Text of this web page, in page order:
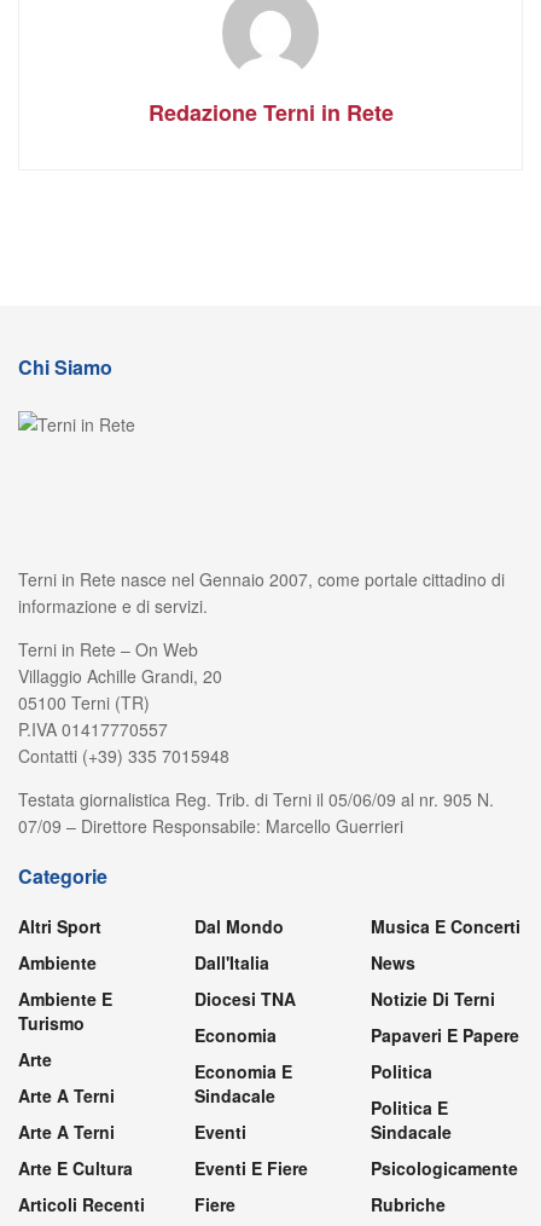
Redazione Terni in Rete
Chi Siamo
Terni in Rete nasce nel Gennaio 2007, come portale cittadino di
informazione e di servizi.
Terni in Rete – On Web
Villaggio Achille Grandi, 20
05100 Terni (TR)
P.IVA 01417770557
Contatti (+39) 335 7015948
Testata giornalistica Reg. Trib. di Terni il 05/06/09 al nr. 905 N.
07/09 – Direttore Responsabile: Marcello Guerrieri
Categorie
Altri Sport
Ambiente
Ambiente E
Turismo
Arte
Arte A Terni
Arte A Terni
Arte E Cultura
Articoli Recenti
Dal Mondo
Dall'Italia
Diocesi TNA
Economia
Economia E
Sindacale
Eventi
Eventi E Fiere
Fiere
Musica E Concerti
News
Notizie Di Terni
Papaveri E Papere
Politica
Politica E
Sindacale
Psicologicamente
Rubriche